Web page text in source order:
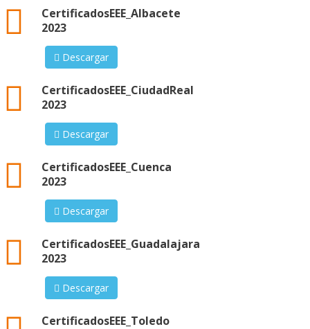
CertificadosEEE_Albacete
2023
xml
Descargar
CertificadosEEE_CiudadReal
2023
xml
Descargar
CertificadosEEE_Cuenca
2023
xml
Descargar
CertificadosEEE_Guadalajara
2023
xml
Descargar
CertificadosEEE_Toledo
xml